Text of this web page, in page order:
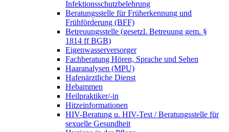
Infektionsschutzbelehrung
Beratungsstelle für Früherkennung und
Frühförderung (BFF)
Betreuungsstelle (gesetzl. Betreuung gem. §
1814 ff BGB)
Eigenwasserversorger
Fachberatung Hören, Sprache und Sehen
Haaranalysen (MPU)
Hafenärztliche Dienst
Hebammen
Heilpraktiker/-in
Hitzeinformationen
HIV-Beratung u. HIV-Test / Beratungsstelle für
sexuelle Gesundheit